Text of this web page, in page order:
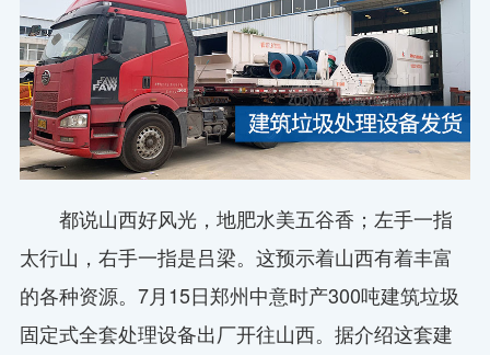
都说山西好风光，地肥水美五谷香；左手一指
太行山，右手一指是吕梁。这预示着山西有着丰富
的各种资源。7月15日郑州中意时产300吨建筑垃圾
固定式全套处理设备出厂开往山西。据介绍这套建